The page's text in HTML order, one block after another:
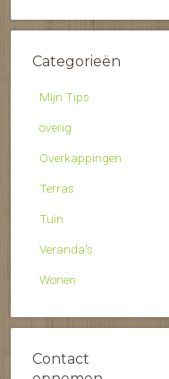
Categorieën
Mijn Tips
overig
Overkappingen
Terras
Tuin
Veranda's
Wonen
Contact